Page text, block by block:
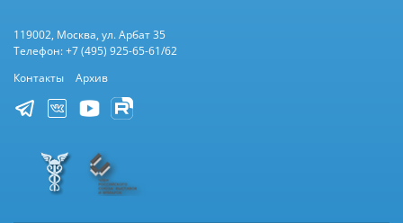
119002, Москва, ул. Арбат 35
Телефон: +7 (495) 925-65-61/62
Контакты
Архив